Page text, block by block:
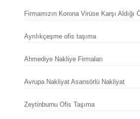
Firmamızın Korona Virüse Karşı Aldığı
Ayrılıkçeşme ofis taşıma
Ahmediye Nakliye Firmaları
Avrupa Nakliyat Asansörlü Nakliyat
Zeytinburnu Ofis Taşıma